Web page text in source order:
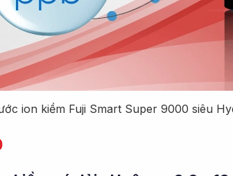
ion kiềm Fuji Smart Super 9000 siêu